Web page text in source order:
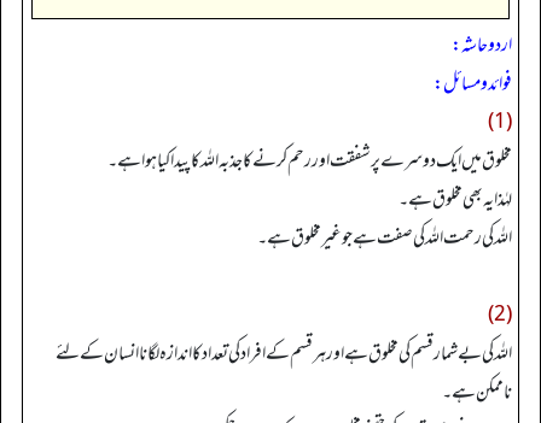
اردو حاشہ:
فوائد و مسائل:
(1)
مخلوق میں ایک دوسرے پر شفقت اور رحم کرنے کاجذبہ اللہ کا پیدا کیا ہوا ہے۔
لہٰذا یہ بھی مخلوق ہے۔
اللہ کی رحمت اللہ کی صفت ہے جو غیر مخلوق ہے۔
(2)
اللہ کی بے شمار قسم کی مخلوق ہے اور ہر قسم کے افراد کی تعداد کا اندازہ لگانا انسان کے لئے
ناممکن ہے۔